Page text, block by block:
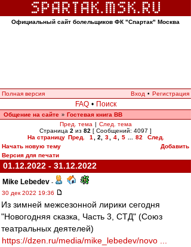
Официальный сайт болельщиков ФК "Спартак" Москва
Полная версия Вход • Регистрация
FAQ • Поиск
Общение на сайте » Гостевая книга ВВ
Пред. тема | След. тема
Страница 2 из 82 [ Сообщений: 4097 ]
На страницу Пред. 1 2 3 4 5 82
След.
Начать новую тему
Добавить
Версия для печати
01.12.2022 - 31.12.2022
Mike Lebedev -
30 дек 2022 19:36
Из зимней межсезонной лирики сегодня
"Новогодняя сказка, Часть 3, СТД" (Союз
театральных деятелей)
https://dzen.ru/media/mike_lebedev/novo ...